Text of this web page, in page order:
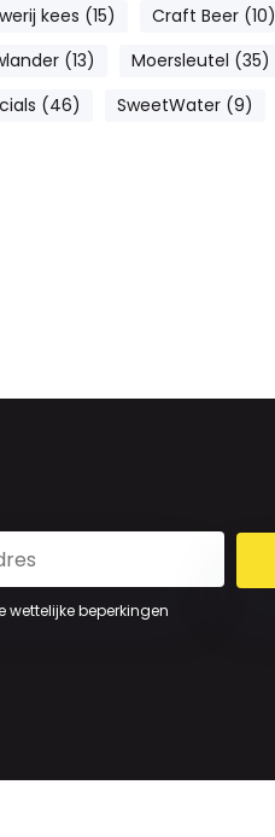
kees (15)
Craft Beer (10)
(13)
Moersleutel (35)
(46)
SweetWater (9)
wettelijke beperkingen